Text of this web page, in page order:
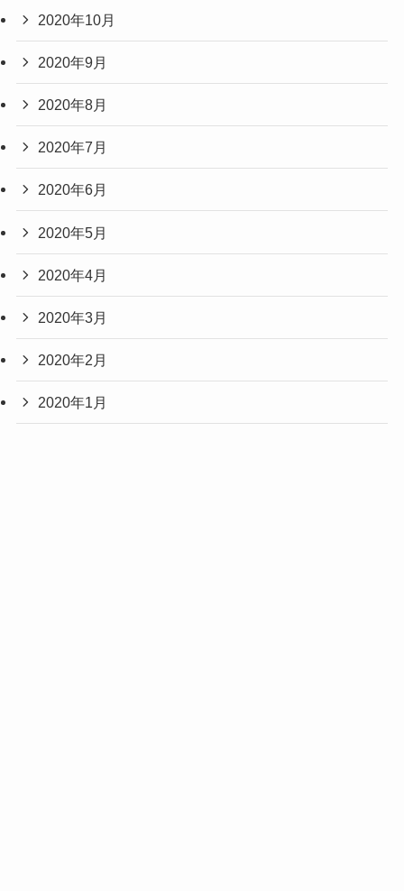
2020年10月
2020年9月
2020年8月
2020年7月
2020年6月
2020年5月
2020年4月
2020年3月
2020年2月
2020年1月